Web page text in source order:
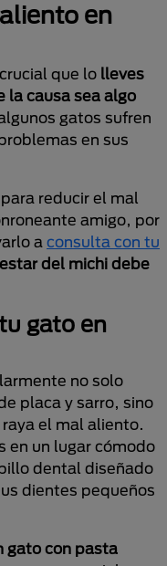
en
que lo lleves
la causa sea algo
gatos sufren
en sus
reducir el mal
amigo, por
a consulta con tu
del michi debe
gato en
no solo
placa y sarro, sino
el mal aliento.
en un lugar cómodo
dental diseñado
dientes pequeños
gato con pasta